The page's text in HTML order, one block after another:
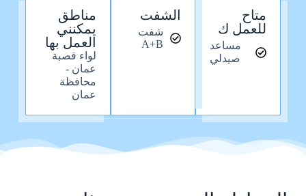
متاح
للعمل ك
مساعد
صيدلي
الشفت
شفت
A+B
مناطق
يمكنني
العمل بها
لواء قصبة
عمان -
محافظة
عمان